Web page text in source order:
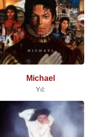
Michael
Yıl: